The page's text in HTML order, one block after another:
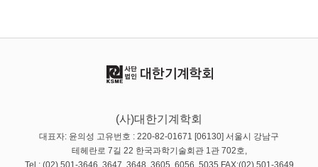
(사)대한기계학회
대표자: 윤의성 고유번호 : 220-82-01671 [06130] 서울시 강남구
테헤란로 7길 22 한국과학기술회관 1관 702호,
Tel : (02) 501-3646, 3647, 3648, 3605, 6056, 5035 FAX:(02) 501-3649